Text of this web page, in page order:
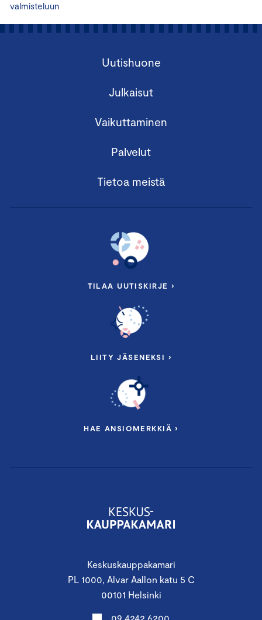
valmisteluun
Keskuskauppakamari
PL 1000, Alvar Aallon katu 5 C
00101 Helsinki
Uutishuone
Julkaisut
Vaikuttaminen
Palvelut
Tietoa meistä
TILAA UUTISKIRJE ›
LIITY JÄSENEKSI ›
HAE ANSIOMERKKIÄ ›